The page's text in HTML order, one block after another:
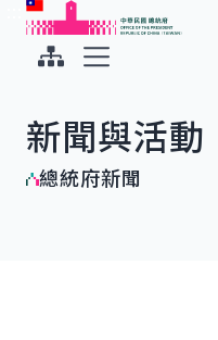
跳到主要內容
中華民國總統府
新聞與活動
總統府新聞